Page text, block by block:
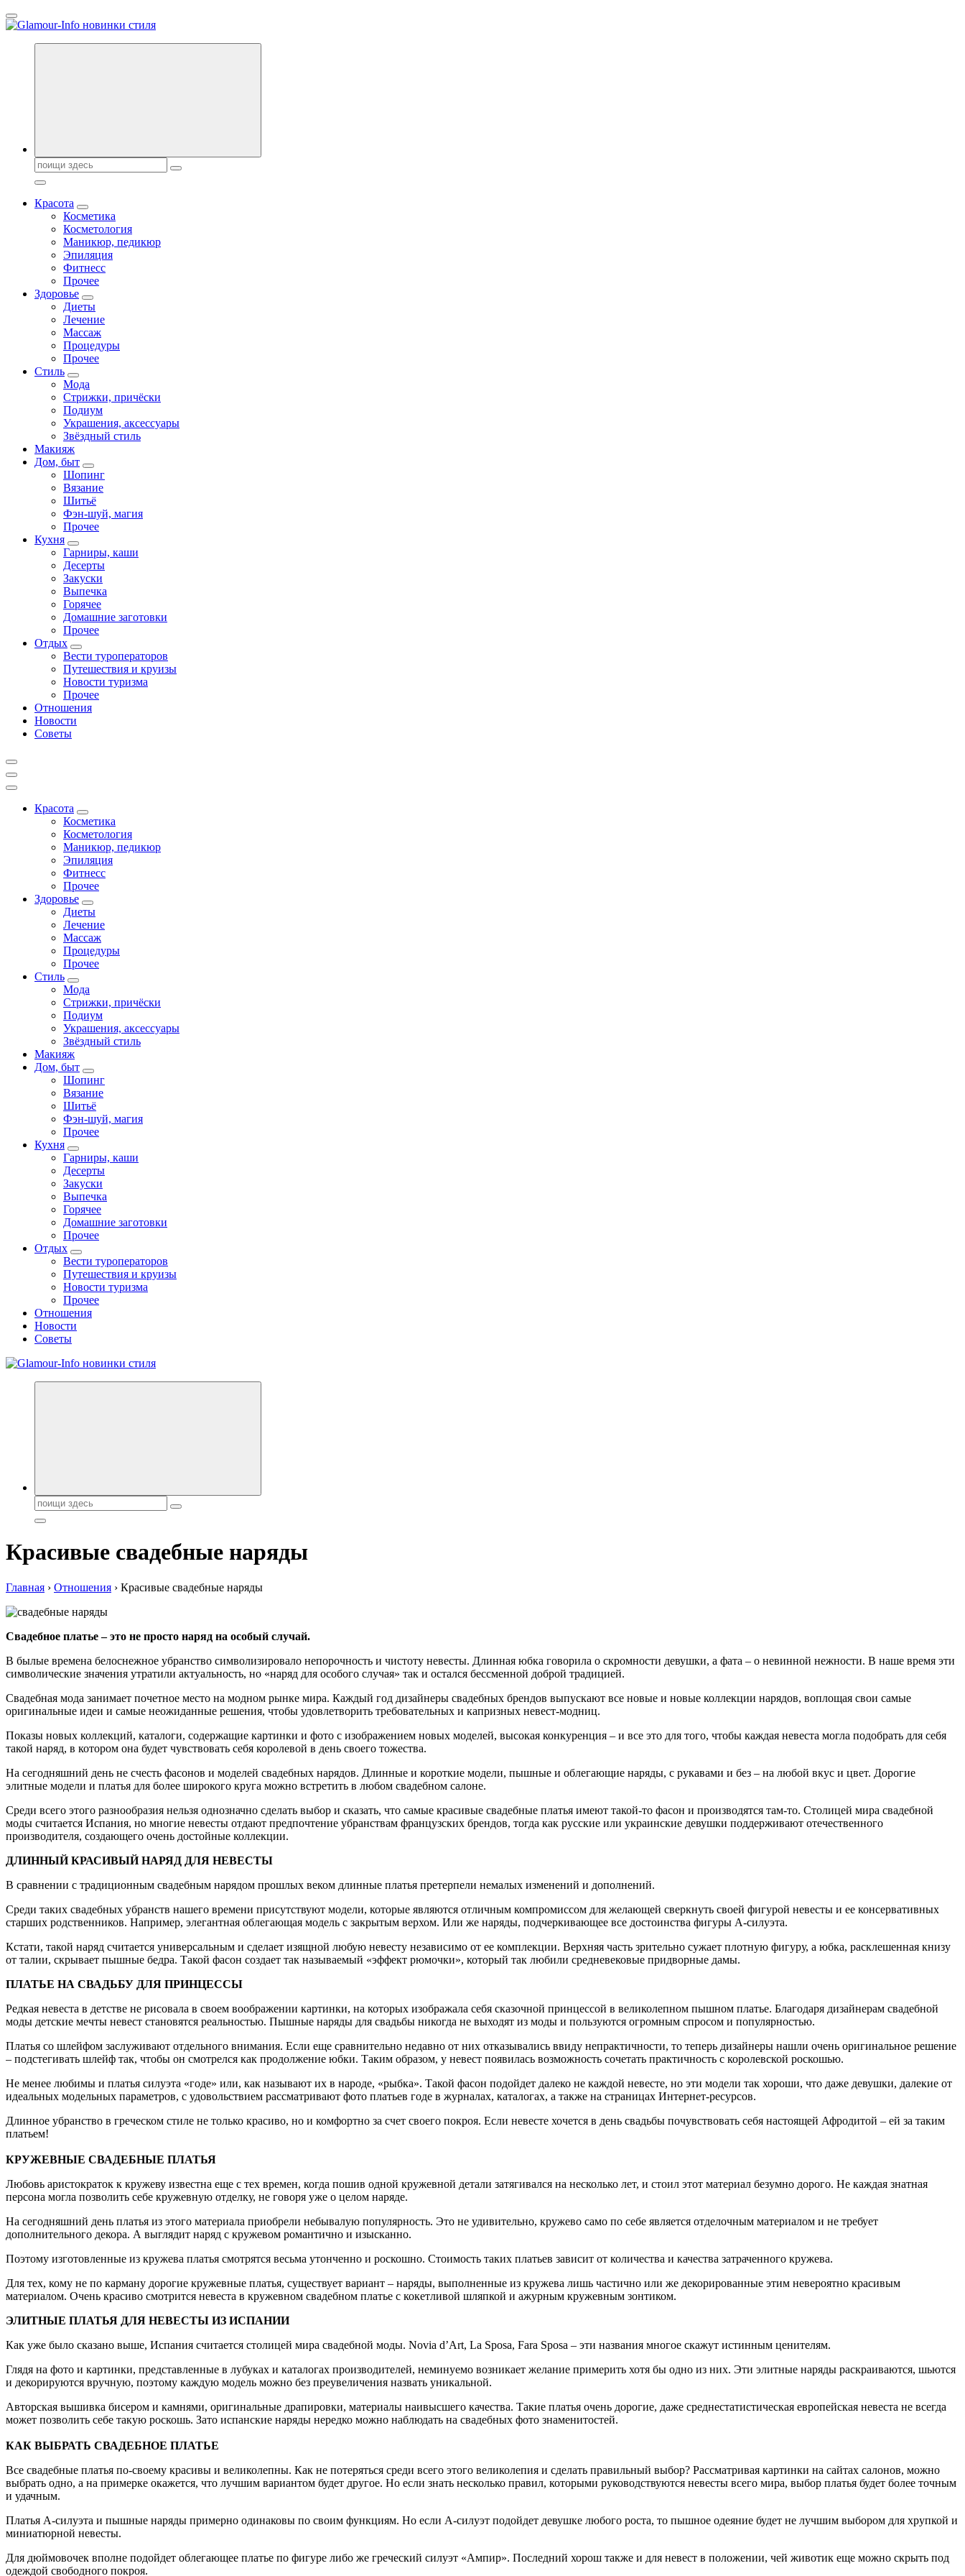
Перейти
к
Секреты молодости, красоты и долголетия. Гламурный журнал Всё для женщин
Поиск:
Красота
Косметика
Косметология
Маникюр, педикюр
Эпиляция
Фитнесс
Прочее
Здоровье
Диеты
Лечение
Массаж
Процедуры
Прочее
Стиль
Мода
Стрижки, причёски
Подиум
Украшения, аксессуары
Звёздный стиль
Макияж
Дом, быт
Шопинг
Вязание
Шитьё
Фэн-шуй, магия
Прочее
Кухня
Гарниры, каши
Десерты
Закуски
Выпечка
Горячее
Домашние заготовки
Прочее
Отдых
Вести туроператоров
Путешествия и круизы
Новости туризма
Прочее
Отношения
Новости
Советы
Красота
Косметика
Косметология
Маникюр, педикюр
Эпиляция
Фитнесс
Прочее
Здоровье
Диеты
Лечение
Массаж
Процедуры
Прочее
Стиль
Мода
Стрижки, причёски
Подиум
Украшения, аксессуары
Звёздный стиль
Макияж
Дом, быт
Шопинг
Вязание
Шитьё
Фэн-шуй, магия
Прочее
Кухня
Гарниры, каши
Десерты
Закуски
Выпечка
Горячее
Домашние заготовки
Прочее
Отдых
Вести туроператоров
Путешествия и круизы
Новости туризма
Прочее
Отношения
Новости
Советы
Секреты молодости, красоты и долголетия. Гламурный журнал Всё для женщин
Поиск:
Красивые свадебные наряды
Главная › Отношения › Красивые свадебные наряды
Свадебное платье – это не просто наряд на особый случай.
В былые времена белоснежное убранство символизировало непорочность и чистоту невесты. Длинная юбка говорила о скромности девушки, а фата – о невинной нежности. В наше время эти
символические значения утратили актуальность, но «наряд для особого случая» так и остался бессменной доброй традицией.
Свадебная мода занимает почетное место на модном рынке мира. Каждый год дизайнеры свадебных брендов выпускают все новые и новые коллекции нарядов, воплощая свои самые
оригинальные идеи и самые неожиданные решения, чтобы удовлетворить требовательных и капризных невест-модниц.
Показы новых коллекций, каталоги, содержащие картинки и фото с изображением новых моделей, высокая конкуренция – и все это для того, чтобы каждая невеста могла подобрать для себя
такой наряд, в котором она будет чувствовать себя королевой в день своего тожества.
На сегодняшний день не счесть фасонов и моделей свадебных нарядов. Длинные и короткие модели, пышные и облегающие наряды, с рукавами и без – на любой вкус и цвет. Дорогие
элитные модели и платья для более широкого круга можно встретить в любом свадебном салоне.
Среди всего этого разнообразия нельзя однозначно сделать выбор и сказать, что самые красивые свадебные платья имеют такой-то фасон и производятся там-то. Столицей мира свадебной
моды считается Испания, но многие невесты отдают предпочтение убранствам французских брендов, тогда как русские или украинские девушки поддерживают отечественного
производителя, создающего очень достойные коллекции.
ДЛИННЫЙ КРАСИВЫЙ НАРЯД ДЛЯ НЕВЕСТЫ
В сравнении с традиционным свадебным нарядом прошлых веком длинные платья претерпели немалых изменений и дополнений.
Среди таких свадебных убранств нашего времени присутствуют модели, которые являются отличным компромиссом для желающей сверкнуть своей фигурой невесты и ее консервативных
старших родственников. Например, элегантная облегающая модель с закрытым верхом. Или же наряды, подчеркивающее все достоинства фигуры А-силуэта.
Кстати, такой наряд считается универсальным и сделает изящной любую невесту независимо от ее комплекции. Верхняя часть зрительно сужает плотную фигуру, а юбка, расклешенная книзу
от талии, скрывает пышные бедра. Такой фасон создает так называемый «эффект рюмочки», который так любили средневековые придворные дамы.
ПЛАТЬЕ НА СВАДЬБУ ДЛЯ ПРИНЦЕССЫ
Редкая невеста в детстве не рисовала в своем воображении картинки, на которых изображала себя сказочной принцессой в великолепном пышном платье. Благодаря дизайнерам свадебной
моды детские мечты невест становятся реальностью. Пышные наряды для свадьбы никогда не выходят из моды и пользуются огромным спросом и популярностью.
Платья со шлейфом заслуживают отдельного внимания. Если еще сравнительно недавно от них отказывались ввиду непрактичности, то теперь дизайнеры нашли очень оригинальное решение
– подстегивать шлейф так, чтобы он смотрелся как продолжение юбки. Таким образом, у невест появилась возможность сочетать практичность с королевской роскошью.
Не менее любимы и платья силуэта «годе» или, как называют их в народе, «рыбка». Такой фасон подойдет далеко не каждой невесте, но эти модели так хороши, что даже девушки, далекие от
идеальных модельных параметров, с удовольствием рассматривают фото платьев годе в журналах, каталогах, а также на страницах Интернет-ресурсов.
Длинное убранство в греческом стиле не только красиво, но и комфортно за счет своего покроя. Если невесте хочется в день свадьбы почувствовать себя настоящей Афродитой – ей за таким
платьем!
КРУЖЕВНЫЕ СВАДЕБНЫЕ ПЛАТЬЯ
Любовь аристократок к кружеву известна еще с тех времен, когда пошив одной кружевной детали затягивался на несколько лет, и стоил этот материал безумно дорого. Не каждая знатная
персона могла позволить себе кружевную отделку, не говоря уже о целом наряде.
На сегодняшний день платья из этого материала приобрели небывалую популярность. Это не удивительно, кружево само по себе является отделочным материалом и не требует
дополнительного декора. А выглядит наряд с кружевом романтично и изысканно.
Поэтому изготовленные из кружева платья смотрятся весьма утонченно и роскошно. Стоимость таких платьев зависит от количества и качества затраченного кружева.
Для тех, кому не по карману дорогие кружевные платья, существует вариант – наряды, выполненные из кружева лишь частично или же декорированные этим невероятно красивым
материалом. Очень красиво смотрится невеста в кружевном свадебном платье с кокетливой шляпкой и ажурным кружевным зонтиком.
ЭЛИТНЫЕ ПЛАТЬЯ ДЛЯ НЕВЕСТЫ ИЗ ИСПАНИИ
Как уже было сказано выше, Испания считается столицей мира свадебной моды. Novia d’Art, La Sposa, Fara Sposa – эти названия многое скажут истинным ценителям.
Глядя на фото и картинки, представленные в лубуках и каталогах производителей, неминуемо возникает желание примерить хотя бы одно из них. Эти элитные наряды раскраиваются, шьются
и декорируются вручную, поэтому каждую модель можно без преувеличения назвать уникальной.
Авторская вышивка бисером и камнями, оригинальные драпировки, материалы наивысшего качества. Такие платья очень дорогие, даже среднестатистическая европейская невеста не всегда
может позволить себе такую роскошь. Зато испанские наряды нередко можно наблюдать на свадебных фото знаменитостей.
КАК ВЫБРАТЬ СВАДЕБНОЕ ПЛАТЬЕ
Все свадебные платья по-своему красивы и великолепны. Как не потеряться среди всего этого великолепия и сделать правильный выбор? Рассматривая картинки на сайтах салонов, можно
выбрать одно, а на примерке окажется, что лучшим вариантом будет другое. Но если знать несколько правил, которыми руководствуются невесты всего мира, выбор платья будет более точным
и удачным.
Платья А-силуэта и пышные наряды примерно одинаковы по своим функциям. Но если А-силуэт подойдет девушке любого роста, то пышное одеяние будет не лучшим выбором для хрупкой и
миниатюрной невесты.
Для дюймовочек вполне подойдет облегающее платье по фигуре либо же греческий силуэт «Ампир». Последний хорош также и для невест в положении, чей животик еще можно скрыть под
одеждой свободного покроя.